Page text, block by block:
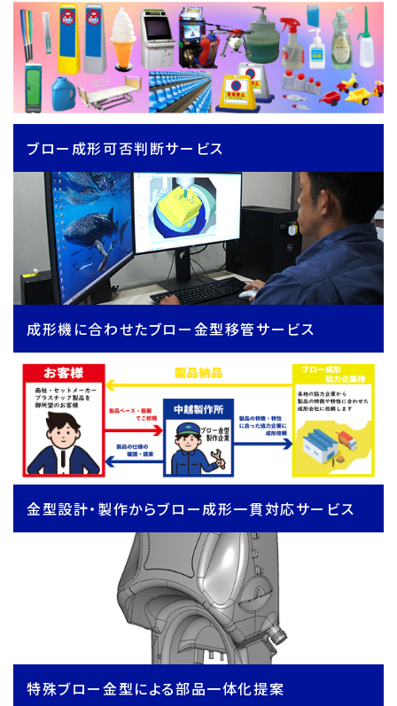
ブロー成形可否判断サービス
成形機に合わせたブロー金型移管サービス
金型設計・製作からブロー成形一貫対応サービス
特殊ブロー金型による部品一体化提案